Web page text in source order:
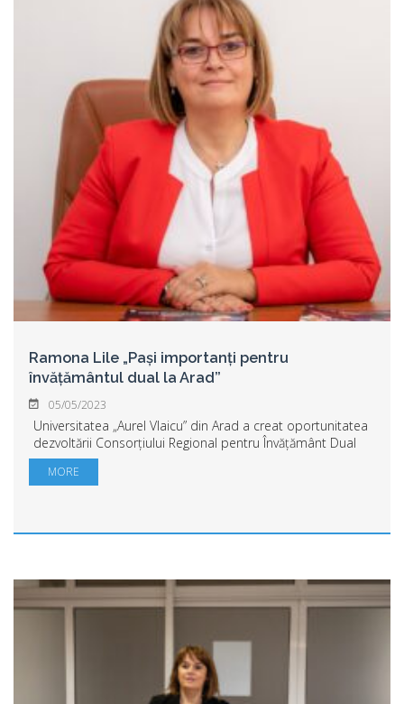
Ramona Lile „Pași importanți pentru
învățământul dual la Arad”
05/05/2023
Universitatea „Aurel Vlaicu” din Arad a creat oportunitatea
dezvoltării Consorțiului Regional pentru Învățământ Dual
ARAD prin proiectul Implicare în Nevoia de Inovare
Tehnologică și Inițiative privi...
MORE